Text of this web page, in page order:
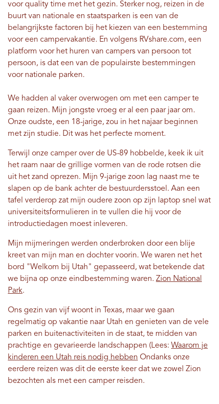
voor quality time met het gezin. Sterker nog, reizen in de
buurt van nationale en staatsparken is een van de
belangrijkste factoren bij het kiezen van een bestemming
voor een campervakantie. En volgens RVshare.com, een
platform voor het huren van campers van persoon tot
persoon, is dat een van de populairste bestemmingen
voor nationale parken.
We hadden al vaker overwogen om met een camper te
gaan reizen. Mijn jongste vroeg er al een paar jaar om.
Onze oudste, een 18-jarige, zou in het najaar beginnen
met zijn studie. Dit was het perfecte moment.
Terwijl onze camper over de US-89 hobbelde, keek ik uit
het raam naar de grillige vormen van de rode rotsen die
uit het zand oprezen. Mijn 9-jarige zoon lag naast me te
slapen op de bank achter de bestuurdersstoel. Aan een
tafel verderop zat mijn oudere zoon op zijn laptop snel wat
universiteitsformulieren in te vullen die hij voor de
introductiedagen moest inleveren.
Mijn mijmeringen werden onderbroken door een blije
kreet van mijn man en dochter voorin. We waren net het
bord "Welkom bij Utah" gepasseerd, wat betekende dat
we bijna op onze eindbestemming waren. Zion National
Park.
Ons gezin van vijf woont in Texas, maar we gaan
regelmatig op vakantie naar Utah en genieten van de vele
parken en buitenactiviteiten in de staat, te midden van
prachtige en gevarieerde landschappen (Lees: Waarom je
kinderen een Utah reis nodig hebben Ondanks onze
eerdere reizen was dit de eerste keer dat we zowel Zion
bezochten als met een camper reisden.